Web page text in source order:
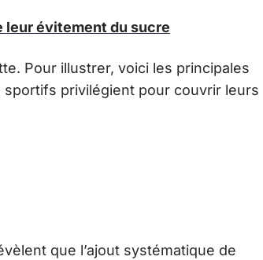
leur évitement du sucre
Pour illustrer, voici les principales
privilégient pour couvrir leurs
que l’ajout systématique de